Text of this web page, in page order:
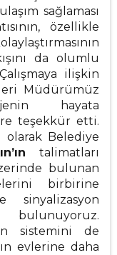
sağlaması
özellikle
da olumlu
ilişkin
Müdürümüz
hayata
teşekkür etti.
olarak Belediye
talimatları
bulunan
birbirine
bulunuyoruz.
sistemini de
evlerine daha